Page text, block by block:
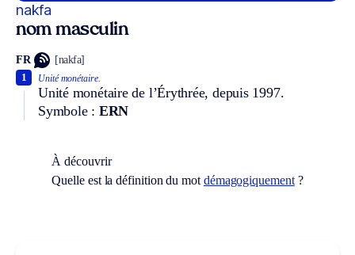
nakfa
nom masculin
FR [nakfa]
Unité monétaire.
Unité monétaire de l’Érythrée, depuis 1997.
Symbole : ERN
1
À découvrir
Quelle est la définition du mot démagogiquement?